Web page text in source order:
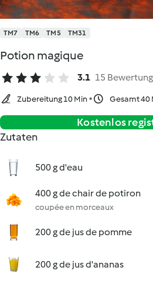
TM7 TM6 TM5 TM31
Potion magique
3.1 15
Zubereitung 10 Min Gesamt 40
Kostenlos
Zutaten
500 g d'eau
400 g de chair de potiron
coupée en morceaux
200 g de jus de pomme
200 g de jus d'ananas